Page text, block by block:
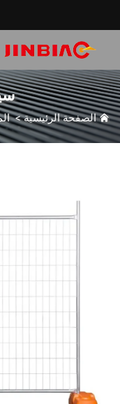
سياج
الصفحة الرئيسية>